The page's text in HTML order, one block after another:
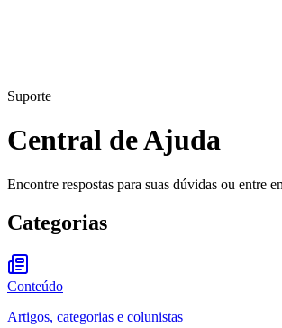
Suporte
Central de Ajuda
Encontre respostas para suas dúvidas ou entre
Categorias
Conteúdo
Artigos, categorias e colunistas